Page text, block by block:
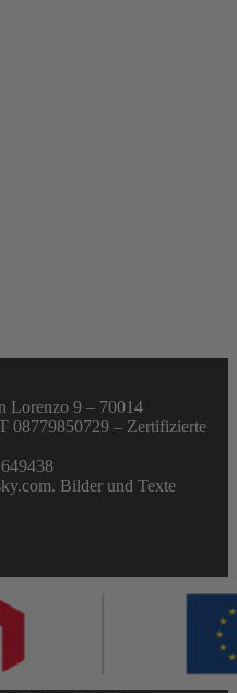
Lorenzo 9 – 70014
08779850729 – Zertifizierte
Bilder und Texte